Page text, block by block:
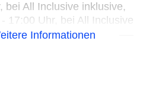
bei All Inclusive inklusive,
17:00 Uhr, bei All Inclusive
Informationen